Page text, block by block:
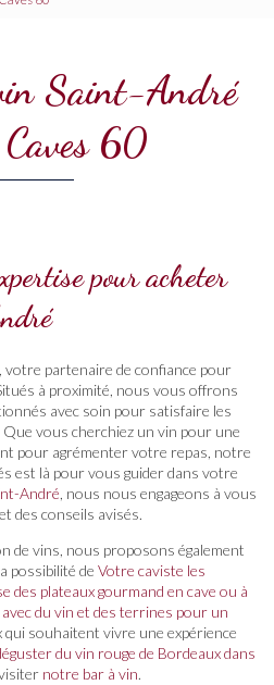
Saint-André
60
pour acheter
, votre partenaire de confiance pour
à proximité, nous vous offrons
avec soin pour satisfaire les
vous cherchiez un vin pour une
pour agrémenter votre repas, notre
est là pour vous guider dans votre
André , nous nous engageons à vous
des conseils avisés.
de vins, nous proposons également
possibilité de Votre caviste les
des plateaux gourmand en cave ou à
du vin et des terrines pour un
qui souhaitent vivre une expérience
du vin rouge de Bordeaux dans
notre bar à vin.